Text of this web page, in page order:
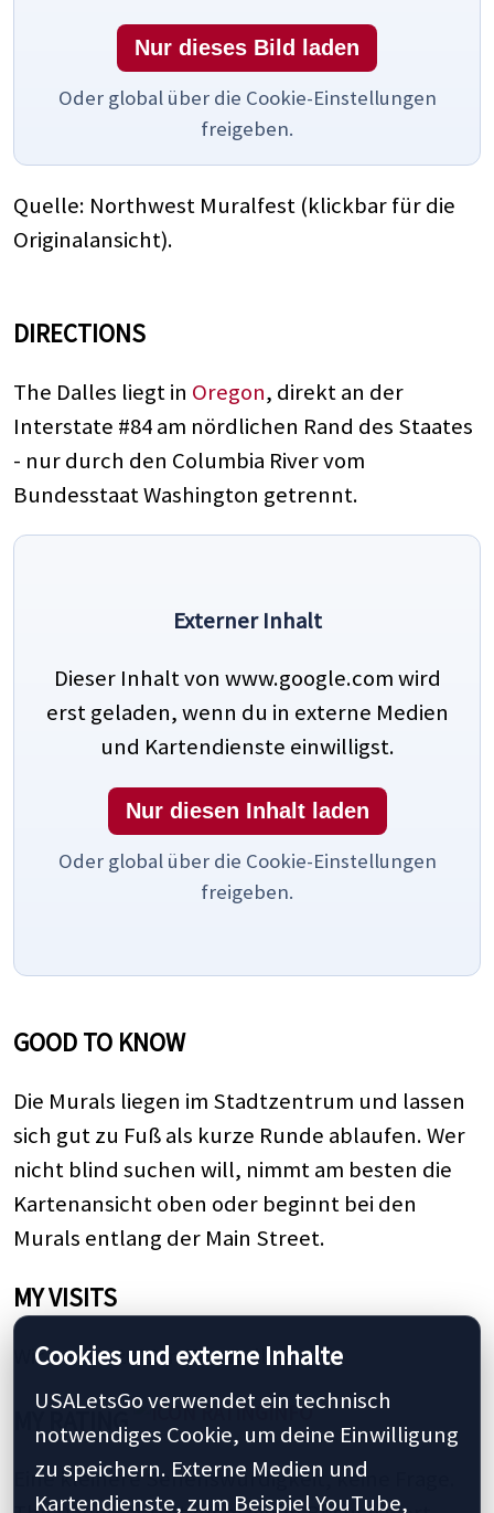
Nur dieses Bild laden
Oder global über die Cookie-Einstellungen
freigeben.
Quelle: Northwest Muralfest (klickbar für die
Originalansicht).
DIRECTIONS
The Dalles liegt in Oregon, direkt an der
Interstate #84 am nördlichen Rand des Staates
- nur durch den Columbia River vom
Bundesstaat Washington getrennt.
Externer Inhalt
Dieser Inhalt von www.google.com wird
erst geladen, wenn du in externe Medien
und Kartendienste einwilligst.
Nur diesen Inhalt laden
Oder global über die Cookie-Einstellungen
freigeben.
GOOD TO KNOW
Die Murals liegen im Stadtzentrum und lassen
sich gut zu Fuß als kurze Runde ablaufen. Wer
nicht blind suchen will, nimmt am besten die
Kartenansicht oben oder beginnt bei den
Murals entlang der Main Street.
MY VISITS
Wir waren 2022 in The Dalles.
MY RATING
Eine kleinere Sehenswürdigkeit, keine Frage.
Cookies und externe Inhalte
USALetsGo verwendet ein technisch
notwendiges Cookie, um deine Einwilligung
zu speichern. Externe Medien und
Kartendienste, zum Beispiel YouTube,